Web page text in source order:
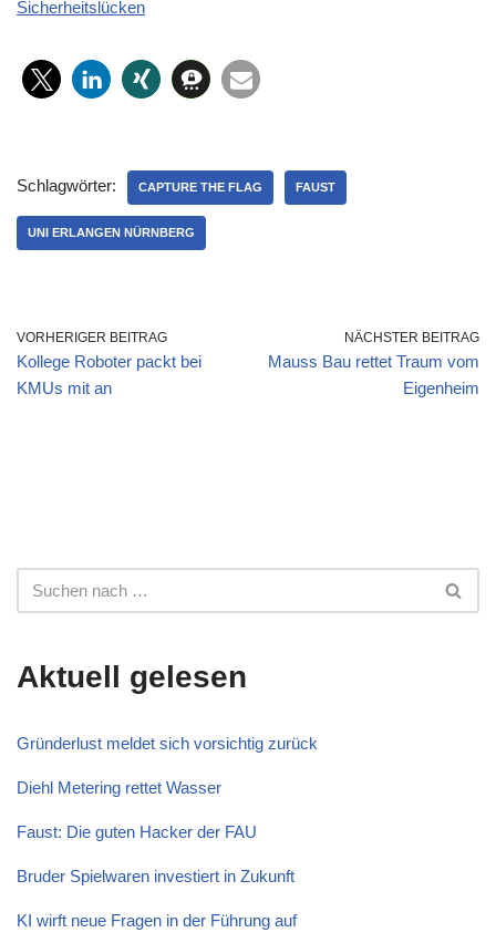
Sicherheitslücken
Schlagwörter: CAPTURE THE FLAG FAUST
UNI ERLANGEN NÜRNBERG
VORHERIGER BEITRAG
Kollege Roboter packt bei
KMUs mit an
NÄCHSTER BEITRAG
Mauss Bau rettet Traum vom
Eigenheim
Aktuell gelesen
Gründerlust meldet sich vorsichtig zurück
Diehl Metering rettet Wasser
Faust: Die guten Hacker der FAU
Bruder Spielwaren investiert in Zukunft
KI wirft neue Fragen in der Führung auf